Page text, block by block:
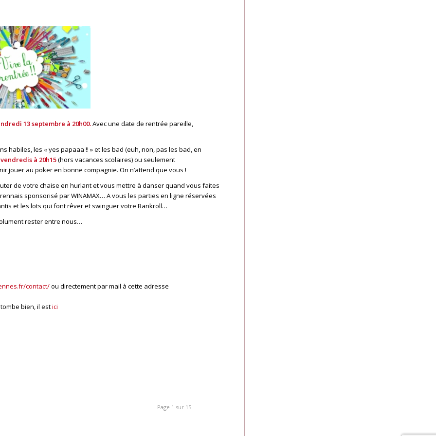
13 septembre à 20h00.Avec une date de rentrée pareille,
habiles, les « yes papaaa !! » et les bad (euh, non, pas les bad, en
vendredis à 20h15(hors vacances scolaires) ou seulement
jouer au poker en bonne compagnie. On n’attend que vous !
de votre chaise en hurlant et vous mettre à danser quand vous faites
sponsorisé par WINAMAX… A vous les parties en ligne réservées
et les lots qui font rêver et swinguer votre Bankroll…
rester entre nous…
contact/ou directement par mail à cette adresse
bien, il estici
Page 1 sur 15